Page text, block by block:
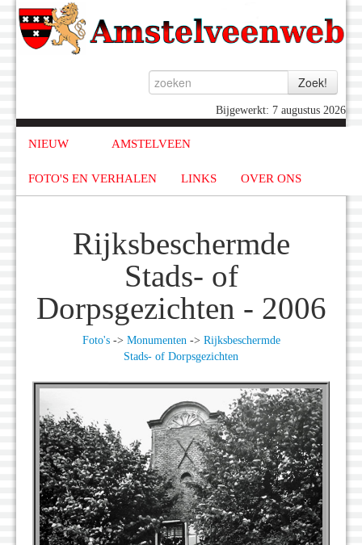
Bijgewerkt: 7 augustus 2026
NIEUW AMSTELVEEN
FOTO'S EN VERHALEN LINKS OVER ONS
Rijksbeschermde
Stads- of
Dorpsgezichten - 2006
Foto's-> Monumenten-> Rijksbeschermde
Stads- of Dorpsgezichten